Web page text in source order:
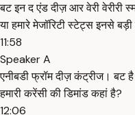
बट इन द एंड दीज़ आर वेरी वेरीरी
या हमारे मेजॉरिटी स्टेट्स इनसे
11:58
Speaker A
एनीबडी फ्रॉम दीज़ कंट्रीज। बट
हमारी करेंसी की डिमांड कहां है?
12:06